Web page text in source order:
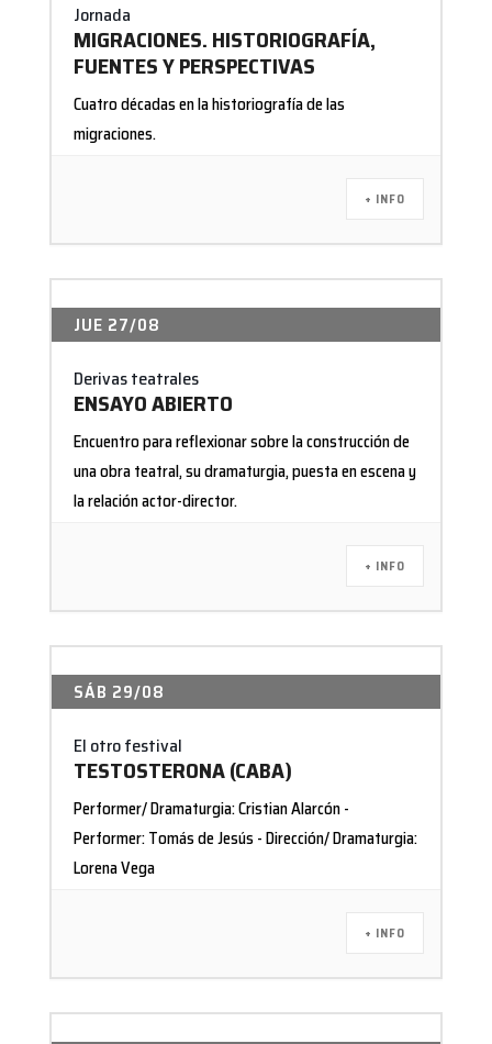
Jornada
MIGRACIONES. HISTORIOGRAFÍA,
FUENTES Y PERSPECTIVAS
Cuatro décadas en la historiografía de las
migraciones.
+ INFO
JUE 27/08
Derivas teatrales
ENSAYO ABIERTO
Encuentro para reflexionar sobre la construcción de
una obra teatral, su dramaturgia, puesta en escena y
la relación actor-director.
+ INFO
SÁB 29/08
El otro festival
TESTOSTERONA (CABA)
Performer/ Dramaturgia: Cristian Alarcón -
Performer: Tomás de Jesús - Dirección/ Dramaturgia:
Lorena Vega
+ INFO